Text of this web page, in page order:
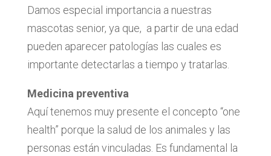
Damos especial importancia a nuestras
mascotas senior, ya que, a partir de una edad
pueden aparecer patologías las cuales es
importante detectarlas a tiempo y tratarlas.
Medicina preventiva
Aquí tenemos muy presente el concepto “one
health” porque la salud de los animales y las
personas están vinculadas. Es fundamental la